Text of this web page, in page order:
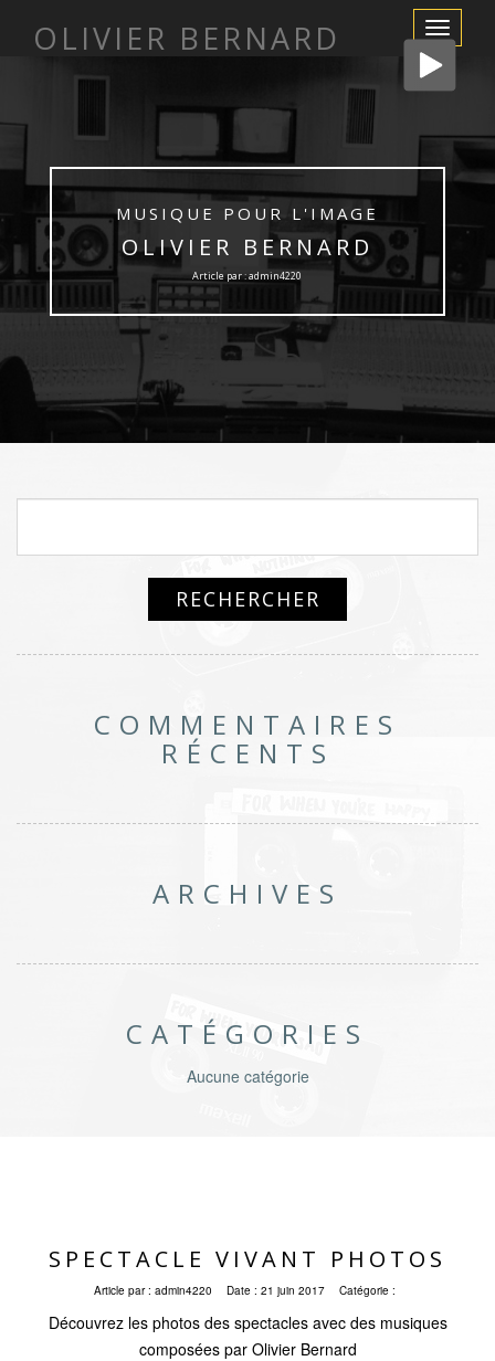
Afficher/
la
navigation
OLIVIER BERNARD
MUSIQUE POUR L'IMAGE
OLIVIER BERNARD
Article par : admin4220
COMMENTAIRES
RÉCENTS
ARCHIVES
CATÉGORIES
Aucune catégorie
SPECTACLE VIVANT PHOTOS
Article par : admin4220 Date : 21 juin 2017 Catégorie :
Découvrez les photos des spectacles avec des musiques
composées par Olivier Bernard